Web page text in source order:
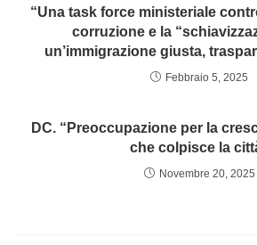
“Una task force ministeriale
corruzione e la
un’immigrazione giusta,
Febbraio 5, 2025
DC. “Preoccupazione per la
che colpisce la
Novembre 20, 2025